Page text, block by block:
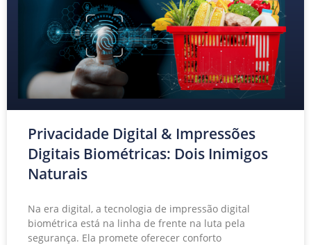
Privacidade Digital & Impressões
Digitais Biométricas: Dois Inimigos
Naturais
Na era digital, a tecnologia de impressão digital
biométrica está na linha de frente na luta pela
segurança. Ela promete oferecer conforto